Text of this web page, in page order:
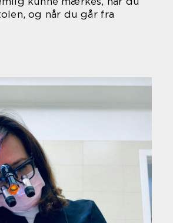
og når du går fra